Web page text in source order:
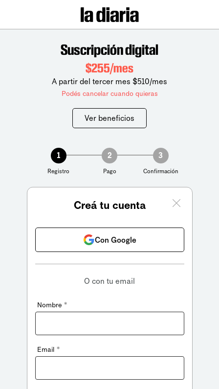
Suscripción digital
$255/mes
A partir del tercer mes $510/mes
Podés cancelar cuando quieras
Ver beneficios
1
Registro
2
Pago
3
Confirmación
Creá tu cuenta
Con Google
O con tu email
Nombre *
Email *